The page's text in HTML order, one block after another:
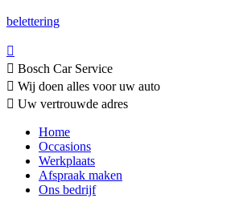
belettering
Bosch Car Service
Wij doen alles voor uw auto
Uw vertrouwde adres
Home
Occasions
Werkplaats
Afspraak maken
Ons bedrijf